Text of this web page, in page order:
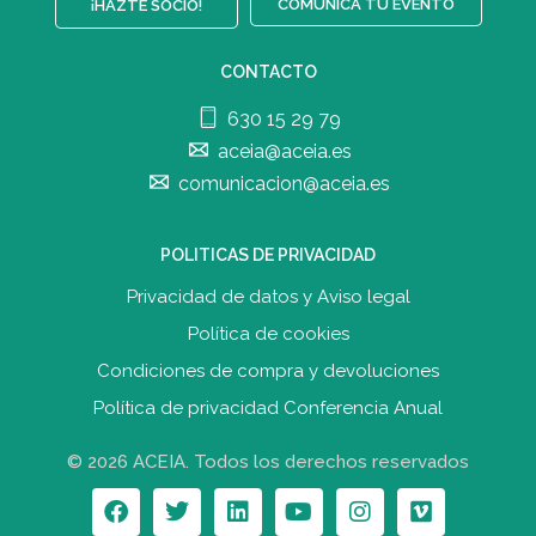
¡HAZTE SOCIO! COMUNICA TU EVENTO
CONTACTO
630 15 29 79
aceia@aceia.es
comunicacion@aceia.es
POLITICAS DE PRIVACIDAD
Privacidad de datos y Aviso legal
Política de cookies
Condiciones de compra y devoluciones
Política de privacidad Conferencia Anual
© 2026 ACEIA. Todos los derechos reservados